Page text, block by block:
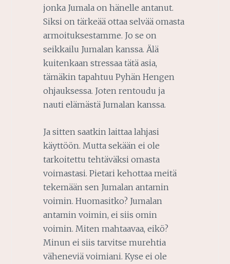
jonka Jumala on hänelle antanut.
Siksi on tärkeää ottaa selvää omasta
armoituksestamme. Jo se on
seikkailu Jumalan kanssa. Älä
kuitenkaan stressaa tätä asia,
tämäkin tapahtuu Pyhän Hengen
ohjauksessa. Joten rentoudu ja
nauti elämästä Jumalan kanssa.
Ja sitten saatkin laittaa lahjasi
käyttöön. Mutta sekään ei ole
tarkoitettu tehtäväksi omasta
voimastasi. Pietari kehottaa meitä
tekemään sen Jumalan antamin
voimin. Huomasitko? Jumalan
antamin voimin, ei siis omin
voimin. Miten mahtaavaa, eikö?
Minun ei siis tarvitse murehtia
väheneviä voimiani. Kyse ei ole